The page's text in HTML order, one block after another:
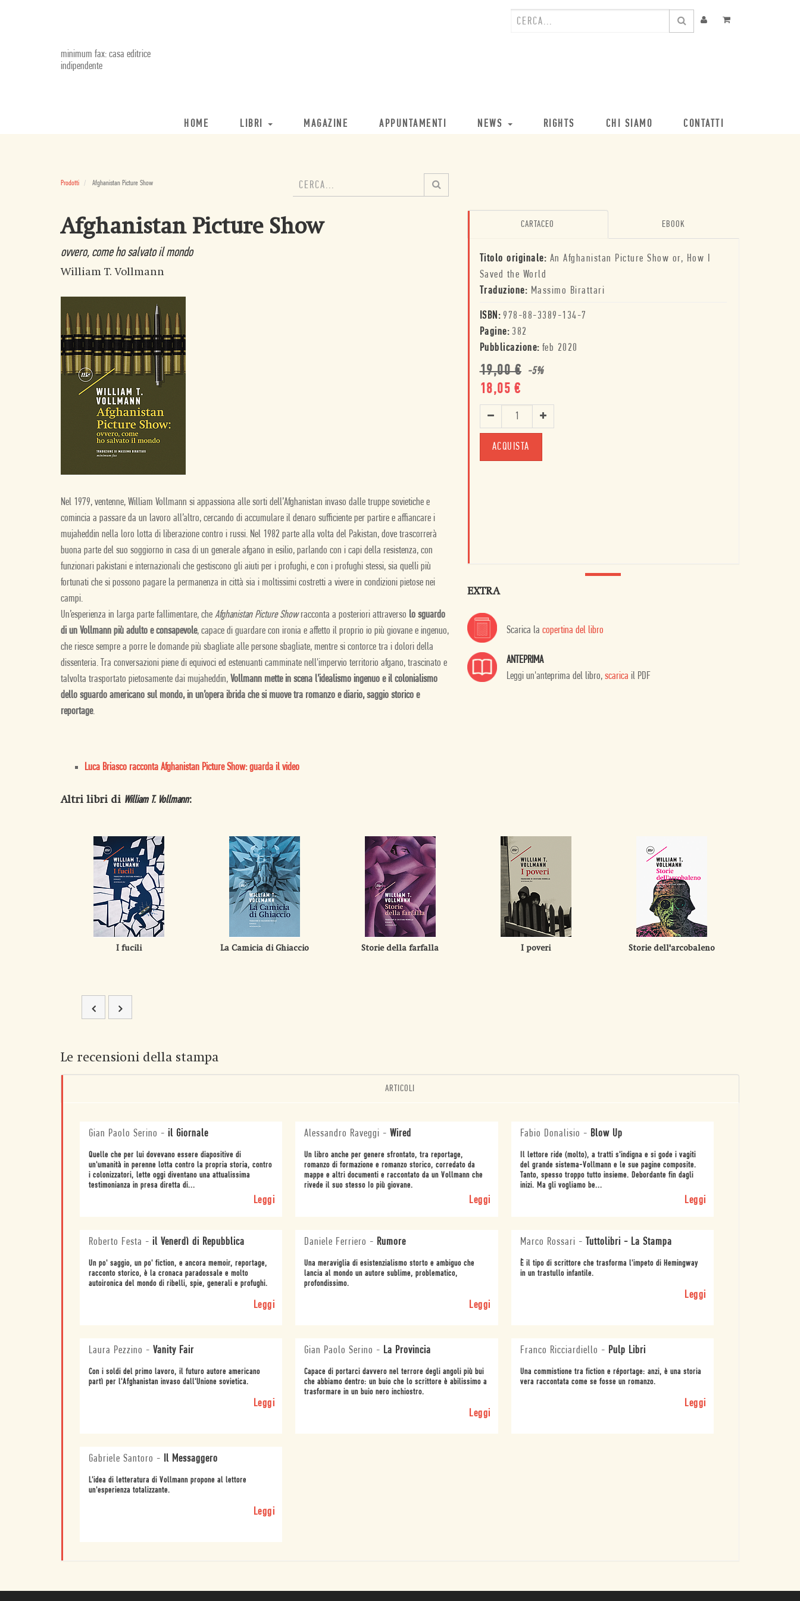
minimum fax: casa editrice
indipendente
HOME LIBRI MAGAZINE APPUNTAMENTI NEWS RIGHTS CHI SIAMO CONTATTI
Prodotti Afghanistan Picture Show
Afghanistan Picture Show
ovvero, come ho salvato il mondo
William T. Vollmann
Nel 1979, ventenne, William Vollmann si appassiona alle sorti dell’Afghanistan invaso dalle truppe sovietiche e
comincia a passare da un lavoro all’altro, cercando di accumulare il denaro sufficiente per partire e affiancare i
mujaheddin nella loro lotta di liberazione contro i russi. Nel 1982 parte alla volta del Pakistan, dove trascorrerà
buona parte del suo soggiorno in casa di un generale afgano in esilio, parlando con i capi della resistenza, con
funzionari pakistani e internazionali che gestiscono gli aiuti per i profughi, e con i profughi stessi, sia quelli più
fortunati che si possono pagare la permanenza in città sia i moltissimi costretti a vivere in condizioni pietose nei
campi.
Un’esperienza in larga parte fallimentare, che Afghanistan Picture Showracconta a posteriori attraverso lo sguardo
di un Vollmann più adulto e consapevole, capace di guardare con ironia e affetto il proprio io più giovane e ingenuo,
che riesce sempre a porre le domande più sbagliate alle persone sbagliate, mentre si contorce tra i dolori della
dissenteria. Tra conversazioni piene di equivoci ed estenuanti camminate nell'impervio territorio afgano, trascinato e
talvolta trasportato pietosamente dai mujaheddin, Vollmann mette in scena l’idealismo ingenuo e il colonialismo
dello sguardo americano sul mondo, in un’opera ibrida che si muove tra romanzo e diario, saggio storico e
reportage.
Luca Briasco racconta Afghanistan Picture Show: guarda il video
CARTACEO EBOOK
Titolo originale: An Afghanistan Picture Show or, How I
Saved the World
Traduzione: Massimo Birattari
ISBN: 978-88-3389-134-7
Pagine: 382
Pubblicazione: feb 2020
19,00€ -5%
18,05 €
ACQUISTA
EXTRA
Scarica la copertina del libro
ANTEPRIMA
Leggi un'anteprima del libro, scarica il PDF
Altri libri di William T. Vollmann:
I fucili La Camicia di Ghiaccio Storie della farfalla I poveri Storie dell'arcobaleno
Le recensioni della stampa
ARTICOLI
Gian Paolo Serino - il Giornale
Quelle che per lui dovevano essere diapositive di
un'umanità in perenne lotta contro la propria storia, contro
i colonizzatori, lette oggi diventano una attualissima
testimonianza in presa diretta di...
Leggi
Alessandro Raveggi -Wired
Un libro anche per genere sfrontato, tra reportage,
romanzo di formazione e romanzo storico, corredato da
mappe e altri documenti e raccontato da un Vollmann che
rivede il suo stesso Io più giovane.
Leggi
Fabio Donalisio - Blow Up
Il lettore ride (molto), a tratti s'indigna e si gode i vagiti
del grande sistema-Vollmann e le sue pagine composite.
Tanto, spesso troppo tutto insieme. Debordante fin dagli
inizi. Ma gli vogliamo be...
Leggi
Roberto Festa - il Venerdì di Repubblica
Un po' saggio, un po' fiction, e ancora memoir, reportage,
racconto storico, è la cronaca paradossale e molto
autoironica del mondo di ribelli, spie, generali e profughi.
Leggi
Daniele Ferriero - Rumore
Una meraviglia di esistenzialismo storto e ambiguo che
lancia al mondo un autore sublime, problematico,
profondissimo.
Leggi
Marco Rossari - Tuttolibri - La Stampa
È il tipo di scrittore che trasforma l'impeto di Hemingway
in un trastullo infantile.
Leggi
Laura Pezzino - Vanity Fair
Con i soldi del primo lavoro, il futuro autore americano
partì per l'Afghanistan invaso dall'Unione sovietica.
Leggi
Gian Paolo Serino - La Provincia
Capace di portarci davvero nel terrore degli angoli più bui
che abbiamo dentro: un buio che lo scrittore è abilissimo a
trasformare in un buio nero inchiostro.
Leggi
Franco Ricciardiello - Pulp Libri
Una commistione tra fiction e réportage: anzi, è una storia
vera raccontata come se fosse un romanzo.
Leggi
Gabriele Santoro - Il Messaggero
L'idea di letteratura di Vollmann propone al lettore
un'esperienza totalizzante.
Leggi